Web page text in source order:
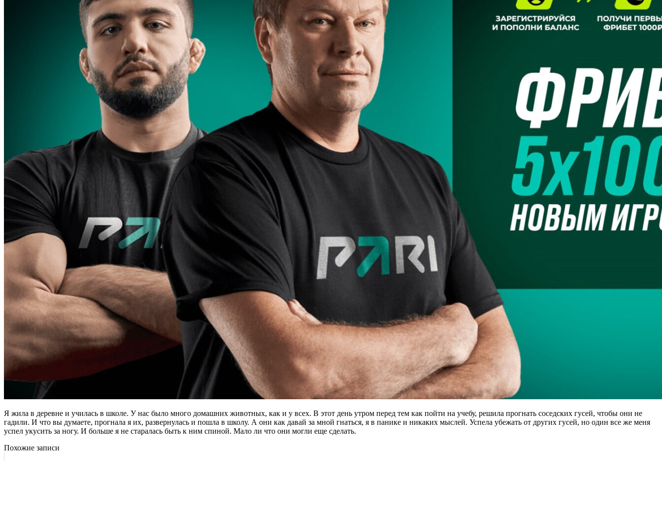
Я жила в деревне и училась в школе. У нас было много домашних животных, как и у всех. В этот день утром перед тем как пойти на учебу, решила прогнать соседских гусей, чтобы они не
гадили. И что вы думаете, прогнала я их, развернулась и пошла в школу. А они как давай за мной гнаться, я в панике и никаких мыслей. Успела убежать от других гусей, но один все же меня
успел укусить за ногу. И больше я не старалась быть к ним спиной. Мало ли что они могли еще сделать.
Похожие записи